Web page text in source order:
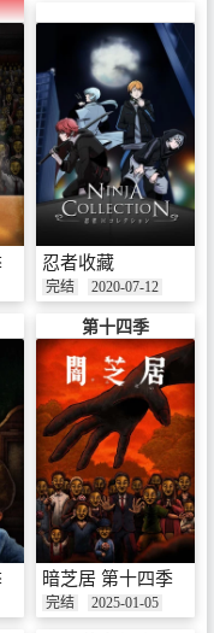
忍者收藏
完结 2020-07-12
第十四季
暗芝居 第十四季
完结 2025-01-05